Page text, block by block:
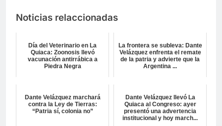
Noticias relaccionadas
Día del Veterinario en La
Quiaca: Zoonosis llevó
vacunación antirrábica a
Piedra Negra
La frontera se subleva: Dante
Velázquez enfrenta el remate
de la patria y advierte que la
Argentina ...
Dante Velázquez marchará
contra la Ley de Tierras:
“Patria sí, colonia no”
Dante Velázquez llevó La
Quiaca al Congreso: ayer
presentó una advertencia
institucional y hoy march...